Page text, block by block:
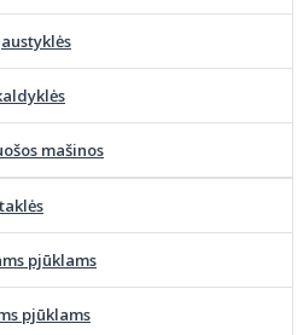
mašinos
pjūklams
pjūklams